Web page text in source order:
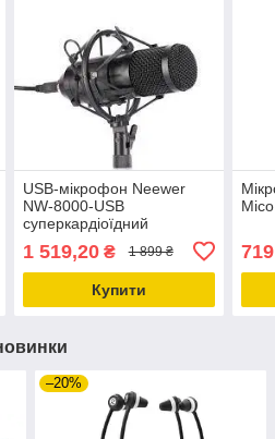
USB-мікрофон Neewer
NW-8000-USB
суперкардіоїдний
конденсаторний мікрофон
1 519,20₴ 1 899 ₴
Купити
–20%